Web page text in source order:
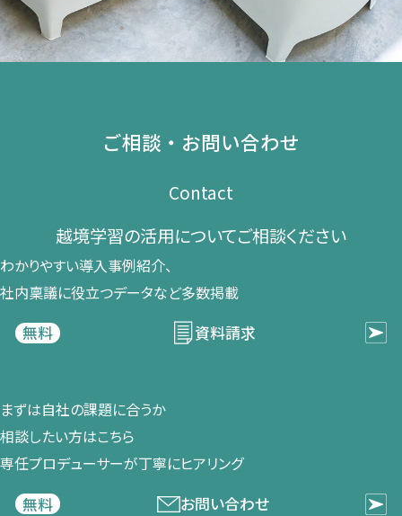
ご相談・お問い合わせ
Contact
越境学習の​活用に​ついて​ご相談ください​
わかりやすい導入事例紹介、​
社内稟議に​役立つデータなど​多数掲載
無料
資料請求
まずは​自社の​課題に​合うか​
相談したい方は​こちら
専任プロデューサーが​丁寧に​ヒアリング
無料
お問い合わせ